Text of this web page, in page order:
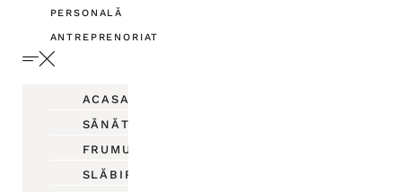
PERSONALĂ
ANTREPRENORIAT
ACASA
SĂNĂTATE
FRUMUSEȚE
SLĂBIRE